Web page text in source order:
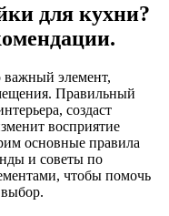
для кухни?
элемент,
Правильный
создаст
восприятие
основные правила
и советы по
чтобы помочь